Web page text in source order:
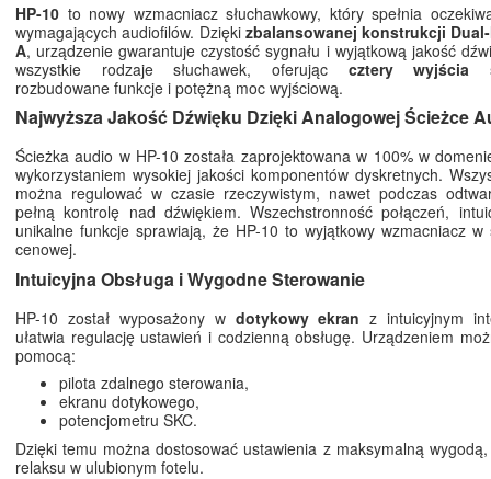
HP-10 to nowy wzmacniacz słuchawkowy, który spełnia
wymagających audiofilów. Dzięki zbalansowanej konstrukcji
A, urządzenie gwarantuje czystość sygnału i wyjątkową jakość
wszystkie rodzaje słuchawek, oferując cztery wyjścia
rozbudowane funkcje i potężną moc wyjściową.
Najwyższa Jakość Dźwięku Dzięki Analogowej Ścieżce
Ścieżka audio w HP-10 została zaprojektowana w 100% w
wykorzystaniem wysokiej jakości komponentów dyskretnych.
można regulować w czasie rzeczywistym, nawet podczas
pełną kontrolę nad dźwiękiem. Wszechstronność połączeń,
unikalne funkcje sprawiają, że HP-10 to wyjątkowy wzmacniacz w
cenowej.
Intuicyjna Obsługa i Wygodne Sterowanie
HP-10 został wyposażony w dotykowy ekran z intuicyjnym
ułatwia regulację ustawień i codzienną obsługę. Urządzeniem
pomocą:
pilota zdalnego sterowania,
ekranu dotykowego,
potencjometru SKC.
Dzięki temu można dostosować ustawienia z maksymalną
relaksu w ulubionym fotelu.